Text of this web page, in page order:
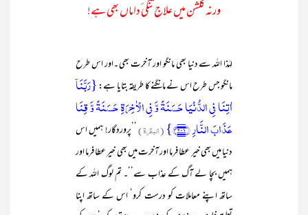
ورنہ گلشن میں علاجِ تنگی ٔداماں بھی ہے!
لہٰذا اللہ سے دنیا بھی مانگو اور آخرت بھی ۔اور اس طرح
مانگو جس طرح اس نے مانگنے کا طریقہ بتایا ہے:{رَبَّنَاۤ
اٰتِنَا فِی الدُّنۡیَا حَسَنَۃً وَّ فِی الۡاٰخِرَۃِ حَسَنَۃً وَّ قِنَا
عَذَابَ النَّارِ ﴿۲۰۱﴾}
(البقرۃ) ’’پروردگار! ہمیں اس
دنیا میں بھی خیر عطا فرما اور آخرت میں بھی خیر عطا فرما اور
ہمیں بچا لے آگ کے عذاب سے‘‘۔ تم لوگ اللہ کے
ساتھ اپنے معاملات کو درست کرو‘ اس کے ساتھ اپنا